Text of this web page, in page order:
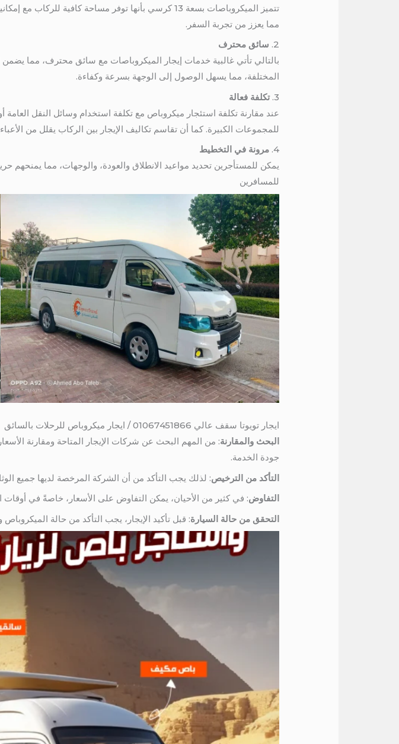
تتميز الميكروباصات بسعة 13 كرسي بأنها توفر مساحة
مما يعزز من تجربة السفر.
2. سائق محترف
بالتالي تأتي غالبية خدمات إيجار الميكروباصات مع سائق محترف، مما
المختلفة، مما يسهل الوصول إلى الوجهة بسرعة وكفاءة.
3. تكلفة فعالة
عند مقارنة تكلفة استئجار ميكروباص مع تكلفة استخدام وسائل النقل
للمجموعات الكبيرة. كما أن تقاسم تكاليف الإيجار بين الركاب يقلل من الأعباء
4. مرونة في التخطيط
يمكن للمستأجرين تحديد مواعيد الانطلاق والعودة، والوجهات، مما يمنحهم
للمسافرين
ايجار تويوتا سقف عالي 01067451866 / ايجار ميكروباص للرحلات بالسائق
البحث والمقارنة: من المهم البحث عن شركات الإيجار المتاحة ومقارنة
جودة الخدمة.
التأكد من الترخيص: لذلك يجب التأكد من أن الشركة المرخصة لديها جميع
التفاوض: في كثير من الأحيان، يمكن التفاوض على الأسعار، خاصةً في أوقات
التحقق من حالة السيارة: قبل تأكيد الإيجار، يجب التأكد من حالة